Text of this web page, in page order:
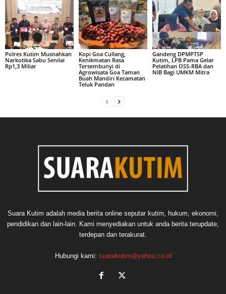
Polres Kutim Musnahkan
Narkotika Sabu Senilai
Rp1,3 Miliar
Kopi Goa Cullang,
Kenikmatan Rasa
Tersembunyi di
Agrowisata Goa Taman
Buah Mandiri Kecamatan
Teluk Pandan
Gandeng DPMPTSP
Kutim, LPB Pama Gelar
Pelatihan OSS-RBA dan
NIB Bagi UMKM Mitra
Suara Kutim adalah media berita online seputar kutim, hukum, ekonomi,
pendidikan dan lain-lain. Kami menyediakan untuk anda berita terupdate,
terdepan dan terakurat.
Hubungi kami: suarakutim@yahoo.co.id